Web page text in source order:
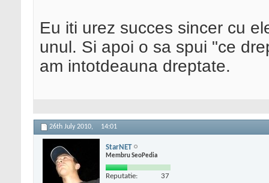
Eu iti urez succes sincer cu
unul. Si apoi o sa spui "ce
am intotdeauna dreptate.
26th July 2010, 14:01
StarNET
Membru SeoPedia
Reputatie: 37